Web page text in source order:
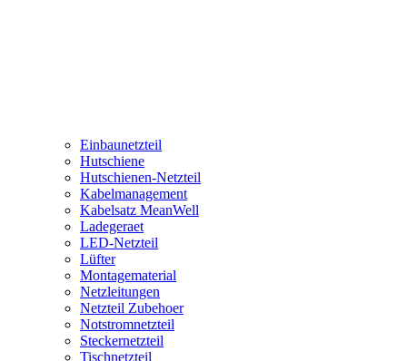
Einbaunetzteil
Hutschiene
Hutschienen-Netzteil
Kabelmanagement
Kabelsatz MeanWell
Ladegeraet
LED-Netzteil
Lüfter
Montagematerial
Netzleitungen
Netzteil Zubehoer
Notstromnetzteil
Steckernetzteil
Tischnetzteil